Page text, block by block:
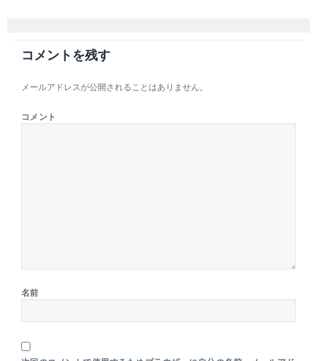
コメントを残す
メールアドレスが公開されることはありません。
コメント
名前